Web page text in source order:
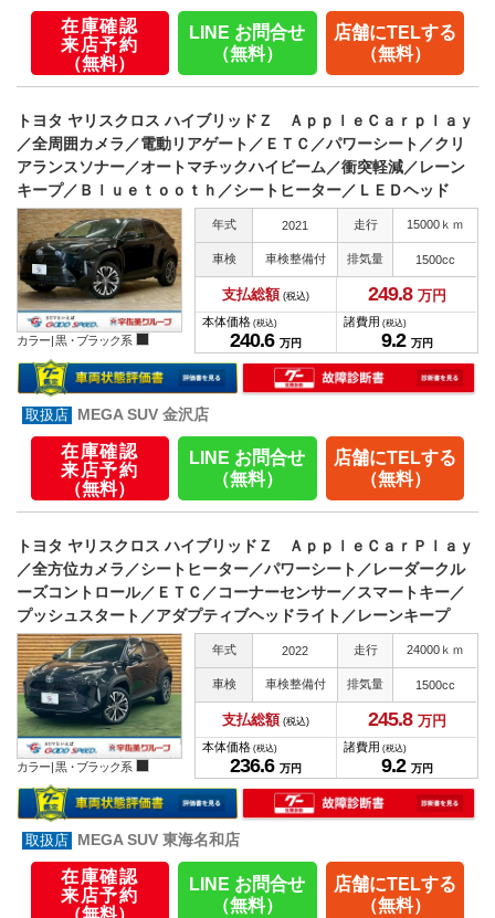
在庫確認
来店予約
（無料）
LINE お問合せ
（無料）
店舗にTELする
（無料）
トヨタ ヤリスクロス ハイブリッドＺ ＡｐｐｌｅＣａｒｐｌａｙ
／全周囲カメラ／電動リアゲート／ＥＴＣ／パワーシート／クリ
アランスソナー／オートマチックハイビーム／衝突軽減／レーン
キープ／Ｂｌｕｅｔｏｏｔｈ／シートヒーター／ＬＥＤヘッド
カラー | 黒・ブラック系
年式 2021 走行 15000ｋｍ
車検 車検整備付 排気量 1500cc
支払総額 (税込) 249.8 万円
本体価格 (税込)
240.6 万円
諸費用 (税込)
9.2 万円
MEGA SUV 金沢店
在庫確認
来店予約
（無料）
LINE お問合せ
（無料）
店舗にTELする
（無料）
トヨタ ヤリスクロス ハイブリッドＺ ＡｐｐｌｅＣａｒＰｌａｙ
／全方位カメラ／シートヒーター／パワーシート／レーダークル
ーズコントロール／ＥＴＣ／コーナーセンサー／スマートキー／
プッシュスタート／アダプティブヘッドライト／レーンキープ
カラー |黒・ブラック系
年式 2022 走行 24000ｋｍ
車検 車検整備付 排気量 1500cc
支払総額 (税込) 245.8 万円
本体価格 (税込)
236.6 万円
諸費用 (税込)
9.2 万円
MEGA SUV 東海名和店
在庫確認
来店予約
LINE お問合せ
（無料）
店舗にTELする
（無料）